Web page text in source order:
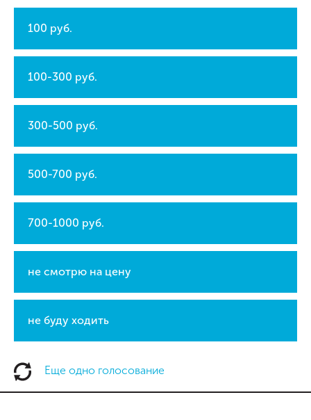
100 руб.
100-300 руб.
300-500 руб.
500-700 руб.
700-1000 руб.
не смотрю на цену
не буду ходить
Еще одно голосование